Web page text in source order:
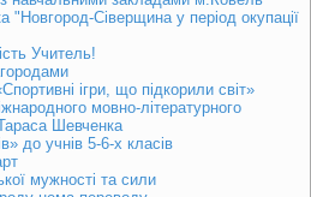
"Новгород-Сіверщина у період окупації
Учитель!
ігри, що підкорили світ»
мовно-літературного
Шевченка
до учнів 5-6-x класів
мужності та сили